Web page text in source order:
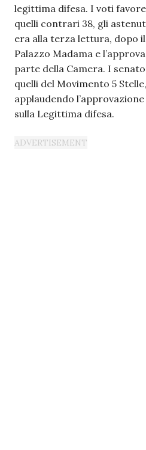
legittima difesa. I voti
quelli contrari 38, gli
era alla terza lettura, dopo
Palazzo Madama e
parte della Camera. I
quelli del Movimento 5
applaudendo
sulla Legittima difesa.